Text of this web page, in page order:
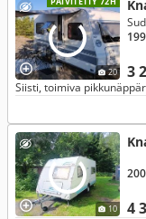
20 3
Siisti, toimiva
10 4